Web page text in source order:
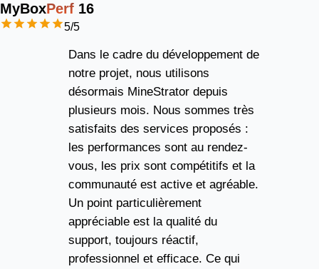
MyBoxPerf 16
5/5
Dans le cadre du développement de
notre projet, nous utilisons
désormais MineStrator depuis
plusieurs mois. Nous sommes très
satisfaits des services proposés :
les performances sont au rendez-
vous, les prix sont compétitifs et la
communauté est active et agréable.
Un point particulièrement
appréciable est la qualité du
support, toujours réactif,
professionnel et efficace. Ce qui